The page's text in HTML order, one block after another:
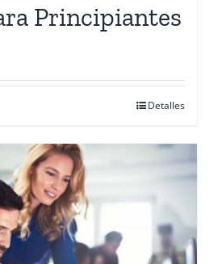
Principiantes
Detalles